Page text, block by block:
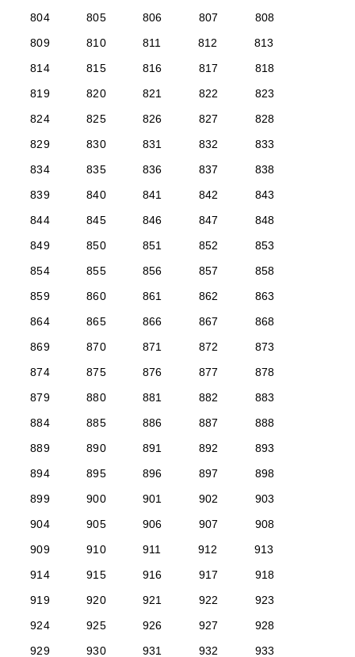
804
805 806 807
808
809
810 811 812
813
814
815 816 817
818
819
820 821 822
823
824
825 826 827
828
829
830 831 832
833
834
835 836 837
838
839
840 841 842
843
844
845 846 847
848
849
850 851 852
853
854
855 856 857
858
859
860 861 862
863
864
865 866 867
868
869
870 871 872
873
874
875 876 877
878
879
880 881 882
883
884
885 886 887
888
889
890 891 892
893
894
895 896 897
898
899
900 901 902
903
904
905 906 907
908
909
910 911 912
913
914
915 916 917
918
919
920 921 922
923
924
925 926 927
928
929
930 931 932 933